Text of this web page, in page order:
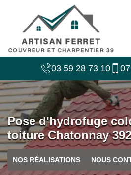
03 59 28 73 10
Pose d'hydrofuge
toiture Chatonnay
NOS RÉALISATIONS NOUS